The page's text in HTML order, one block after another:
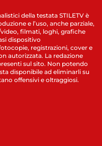
della testata STILETV è
e l’uso, anche parziale,
filmati, loghi, grafiche
dispositivo
registrazioni, cover e
autorizzata. La redazione
sul sito. Non potendo
disponibile ad eliminarli su
offensivi e oltraggiosi.